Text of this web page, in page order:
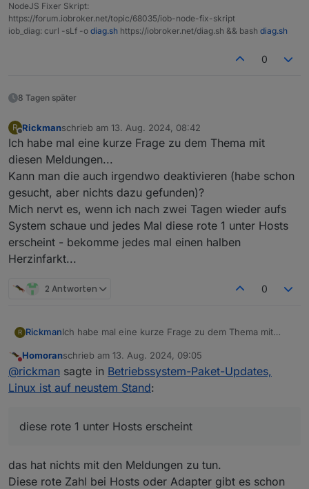
NodeJS Fixer Skript:
https://forum.iobroker.net/topic/68035/iob-node-fix-skript
iob_diag: curl -sLf -o diag.sh https://iobroker.net/diag.sh && bash diag.sh
0
8 Tagen später
R
Offline
Rickmanschrieb am 13. Aug. 2024, 08:42
zuletzt editiert von
Ich habe mal eine kurze Frage zu dem Thema mit
diesen Meldungen...
Kann man die auch irgendwo deaktivieren (habe schon
gesucht, aber nichts dazu gefunden)?
Mich nervt es, wenn ich nach zwei Tagen wieder aufs
System schaue und jedes Mal diese rote 1 unter Hosts
erscheint - bekomme jedes mal einen halben
Herzinfarkt...
2 Antworten 0
R RickmanIch habe mal eine kurze Frage zu dem Thema mit
Kann man die auch irgendwo deaktivieren (habe
schon gesucht, aber nichts dazu gefunden)?
Mich nervt es, wenn ich nach zwei Tagen wieder aufs
Herzinfarkt...
Nicht stören
Homoranschrieb am 13. Aug. 2024, 09:05
zuletzt editiert von
@rickman sagte in Betriebssystem-Paket-Updates,
Linux ist auf neustem Stand:
diese rote 1 unter Hosts erscheint
das hat nichts mit den Meldungen zu tun.
Diese rote Zahl bei Hosts oder Adapter gibt es schon